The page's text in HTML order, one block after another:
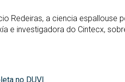
Redeiras, a ciencia espallouse
e investigadora do Cintecx,
no DUVI